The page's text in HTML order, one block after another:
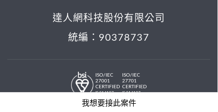
我想要接此案件
達人網科技股份有限公司
統編：90378737
ISO/IEC
27001
CERTIFIED
IS 814197
ISO/IEC
27701
CERTIFIED
IS 814197
© 2026 PRO36O. All rights reserved.